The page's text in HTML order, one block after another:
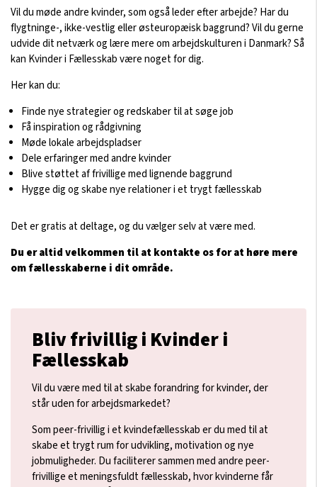
Vil du møde andre kvinder, som også leder efter arbejde? Har du
flygtninge-, ikke-vestlig eller østeuropæisk baggrund? Vil du gerne
udvide dit netværk og lære mere om arbejdskulturen i Danmark? Så
kan Kvinder i Fællesskab være noget for dig.
Her kan du:
Finde nye strategier og redskaber til at søge job
Få inspiration og rådgivning
Møde lokale arbejdspladser
Dele erfaringer med andre kvinder
Blive støttet af frivillige med lignende baggrund
Hygge dig og skabe nye relationer i et trygt fællesskab
Det er gratis at deltage, og du vælger selv at være med.
Du er altid velkommen til at kontakte os for at høre mere
om fællesskaberne i dit område.
Bliv frivillig i Kvinder i
Fællesskab
Vil du være med til at skabe forandring for kvinder, der
står uden for arbejdsmarkedet?
Som peer-frivillig i et kvindefællesskab er du med til at
skabe et trygt rum for udvikling, motivation og nye
jobmuligheder. Du faciliterer sammen med andre peer-
frivillige et meningsfuldt fællesskab, hvor kvinderne får